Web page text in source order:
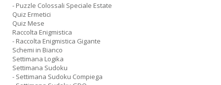
- Puzzle Colossali Speciale Estate
Quiz Ermetici
Quiz Mese
Raccolta Enigmistica
- Raccolta Enigmistica Gigante
Schemi in Bianco
Settimana Logika
Settimana Sudoku
- Settimana Sudoku Compiega